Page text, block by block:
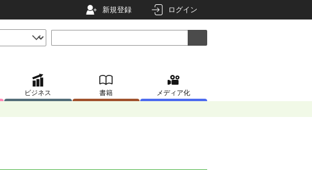
新規登録 ログイン
ビジネス 書籍 メディア化